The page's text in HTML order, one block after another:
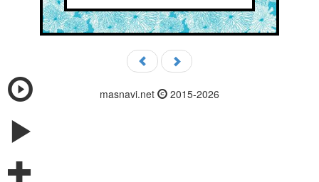
masnavi.net 2015-2026